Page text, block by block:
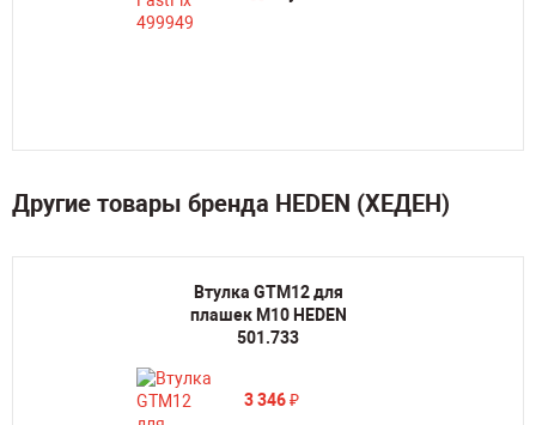
Другие товары бренда HEDEN (ХЕДЕН)
Втулка GTM12 для
плашек M10 HEDEN
501.733
3 346₽